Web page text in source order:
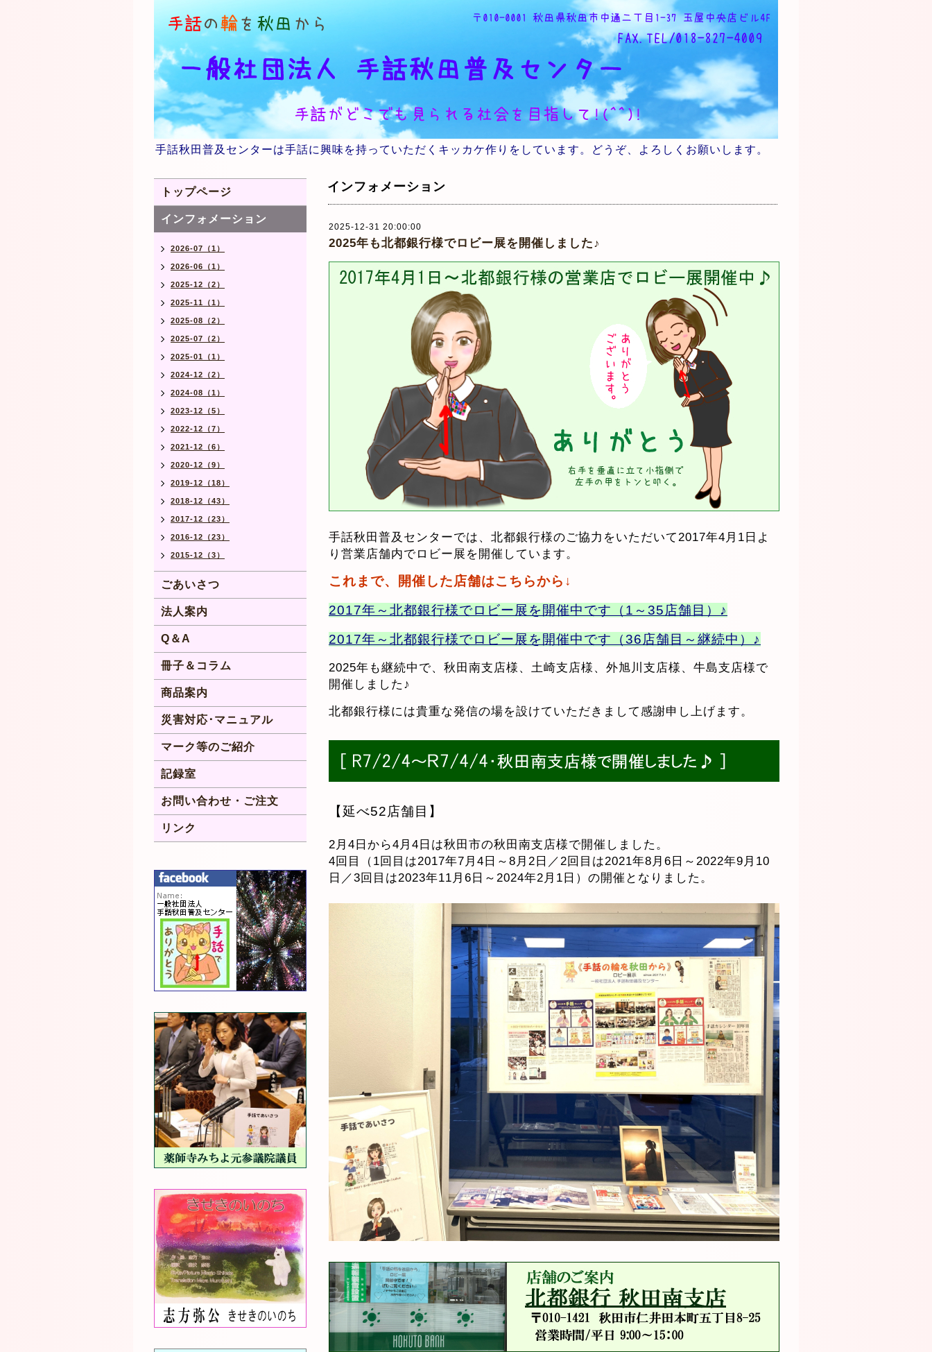
手話秋田普及センターは手話に興味を持っていただくキッカケ作りをしています。どうぞ、よろしくお願いします。
インフォメーション
2025-12-31 20:00:00
2025年も北都銀行様でロビー展を開催しました♪
手話秋田普及センターでは、北都銀行様のご協力をいただいて2017年4月1日よ
り営業店舗内でロビー展を開催しています。
これまで、開催した店舗はこちらから↓
2017年～北都銀行様でロビー展を開催中です（1～35店舗目）♪
2017年～北都銀行様でロビー展を開催中です（36店舗目～継続中）♪
2025年も継続中で、秋田南支店様、土崎支店様、外旭川支店様、牛島支店様で
開催しました♪
北都銀行様には貴重な発信の場を設けていただきまして感謝申し上げます。
【延べ52店舗目】
2月4日から4月4日は秋田市の秋田南支店様で開催しました。
4回目（1回目は2017年7月4日～8月2日／2回目は2021年8月6日～2022年9月10
日／3回目は2023年11月6日～2024年2月1日）の開催となりました。
トップページ
インフォメーション
2026-07（1）
2026-06（1）
2025-12（2）
2025-11（1）
2025-08（2）
2025-07（2）
2025-01（1）
2024-12（2）
2024-08（1）
2023-12（5）
2022-12（7）
2021-12（6）
2020-12（9）
2019-12（18）
2018-12（43）
2017-12（23）
2016-12（23）
2015-12（3）
ごあいさつ
法人案内
Q＆A
冊子＆コラム
商品案内
災害対応･マニュアル
マーク等のご紹介
記録室
お問い合わせ・ご注文
リンク